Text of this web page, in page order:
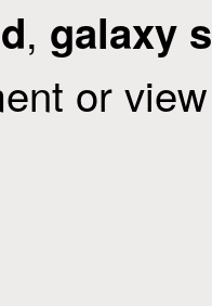
, galaxy
or